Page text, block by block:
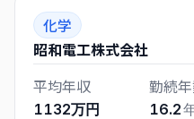
化学
昭和電工株式会社
平均年収
1132万円
勤続
16.2